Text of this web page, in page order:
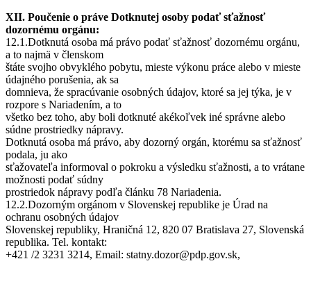
XII. Poučenie o práve Dotknutej osoby podať sťažnosť
dozornému orgánu:
12.1.Dotknutá osoba má právo podať sťažnosť dozornému orgánu,
a to najmä v členskom
štáte svojho obvyklého pobytu, mieste výkonu práce alebo v mieste
údajného porušenia, ak sa
domnieva, že spracúvanie osobných údajov, ktoré sa jej týka, je v
rozpore s Nariadením, a to
všetko bez toho, aby boli dotknuté akékoľvek iné správne alebo
súdne prostriedky nápravy.
Dotknutá osoba má právo, aby dozorný orgán, ktorému sa sťažnosť
podala, ju ako
sťažovateľa informoval o pokroku a výsledku sťažnosti, a to vrátane
možnosti podať súdny
prostriedok nápravy podľa článku 78 Nariadenia.
12.2.Dozorným orgánom v Slovenskej republike je Úrad na
ochranu osobných údajov
Slovenskej republiky, Hraničná 12, 820 07 Bratislava 27, Slovenská
republika. Tel. kontakt:
+421 /2 3231 3214, Email: statny.dozor@pdp.gov.sk,